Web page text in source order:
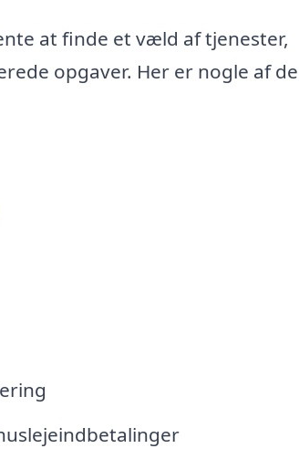
at finde et væld af tjenester,
opgaver. Her er nogle af de